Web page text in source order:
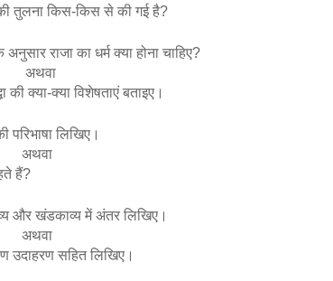
तुलना किस-किस से की गई है?
अनुसार राजा का धर्म क्या होना चाहिए?
की क्या-क्या विशेषताएं बताइए।
परिभाषा लिखिए।
हैं?
और खंडकाव्य में अंतर लिखिए।
उदाहरण सहित लिखिए।